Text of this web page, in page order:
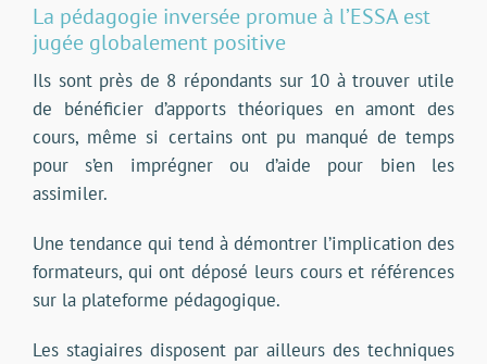
La pédagogie inversée promue à l’ESSA est
jugée globalement positive
Ils sont près de 8 répondants sur 10 à trouver utile
de bénéficier d’apports théoriques en amont des
cours, même si certains ont pu manqué de temps
pour s’en imprégner ou d’aide pour bien les
assimiler.
Une tendance qui tend à démontrer l’implication des
formateurs, qui ont déposé leurs cours et références
sur la plateforme pédagogique.
Les stagiaires disposent par ailleurs des techniques